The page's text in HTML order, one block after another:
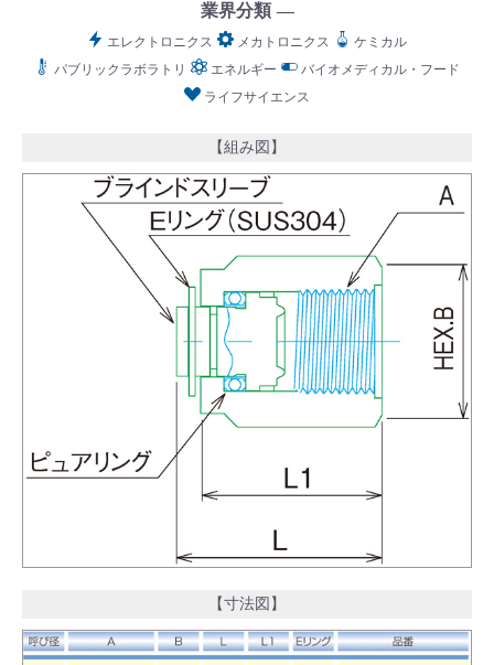
業界分類
エレクトロニクス メカトロニクス
ケミカル
パブリックラボラトリ
エネルギー
バイオメディカル・フード
ライフサイエンス
【組み図】
【寸法図】